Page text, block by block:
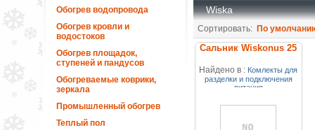
Обогрев водопровода
Обогрев кровли и
водостоков
Обогрев площадок,
ступеней и пандусов
Обогреваемые коврики,
зеркала
Промышленный обогрев
Теплый пол
Wiska
Сортировать: По
Сальник Wiskonus 25
Найдено в : Комлекты для
разделки и подключения
питания